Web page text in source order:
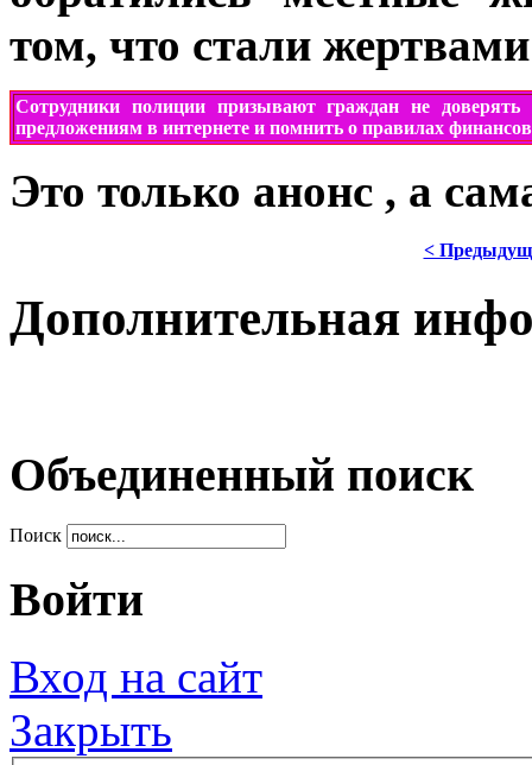
том, что стали
Сотрудники полиции призываютграждан не доверять
предложениям в интернете и помнить о правилах
Это только анонс , а
<
Дополнительная
Объединенный поиск
Поиск
Войти
Вход на сайт
Закрыть